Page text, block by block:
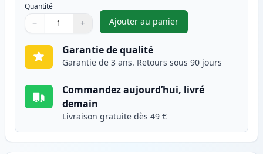
Quantité
Quantité
Utilisez les boutons pour ajuster
− +
Quantité
Ajouter au panier
,Pack de 12 Canon PGI-
Garantie de qualité
Garantie de 3 ans. Retours sous 90 jours
Commandez aujourd’hui, livré
demain
Livraison gratuite dès 49 €